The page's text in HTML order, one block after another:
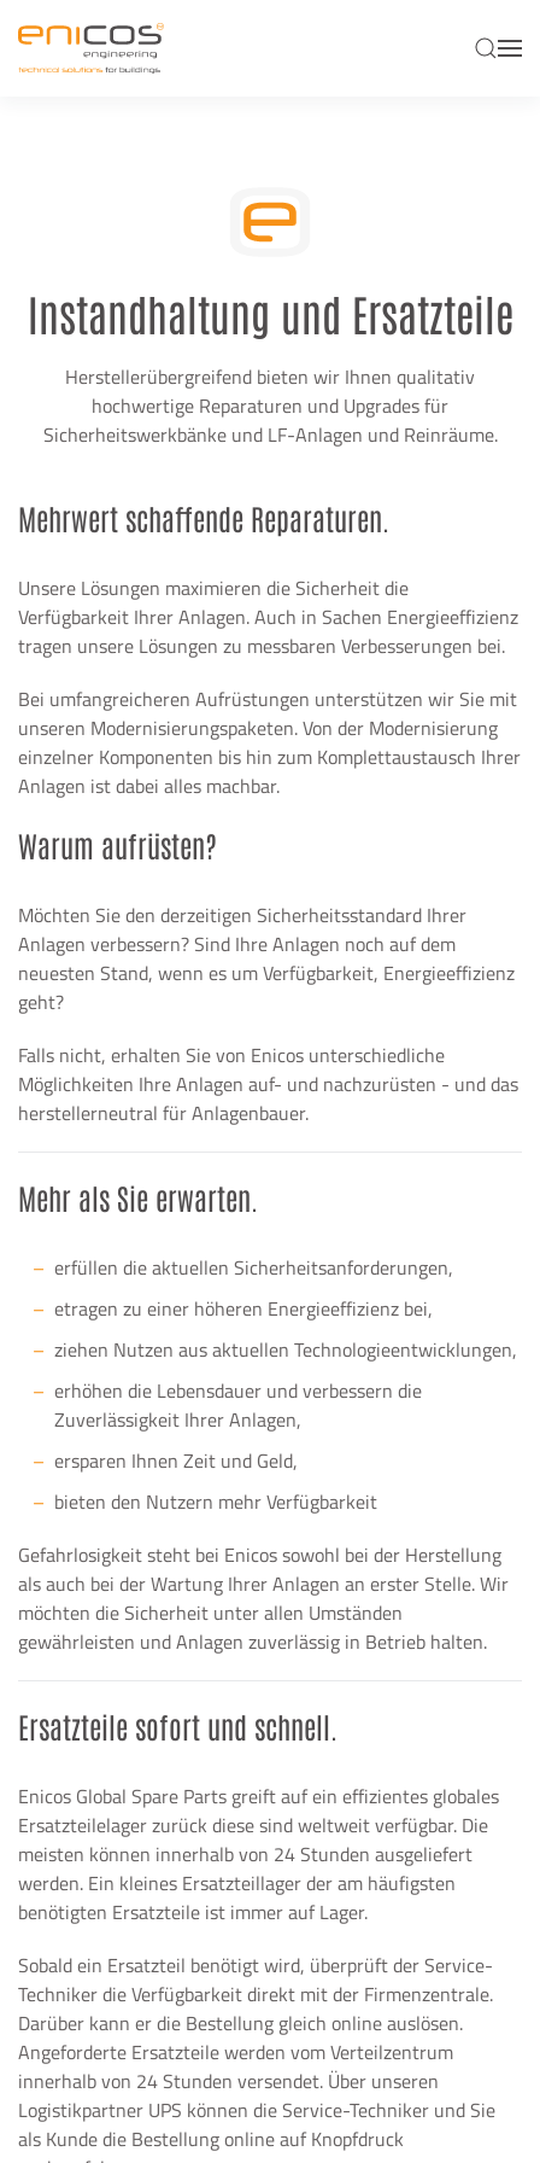
Skip to main content
Instandhaltung und Ersatzteile
Herstellerübergreifend bieten wir Ihnen qualitativ
hochwertige Reparaturen und Upgrades für
Sicherheitswerkbänke und LF-Anlagen und Reinräume.
Mehrwert schaffende Reparaturen.
Unsere Lösungen maximieren die Sicherheit die
Verfügbarkeit Ihrer Anlagen. Auch in Sachen Energieeffizienz
tragen unsere Lösungen zu messbaren Verbesserungen bei.
Bei umfangreicheren Aufrüstungen unterstützen wir Sie mit
unseren Modernisierungspaketen. Von der Modernisierung
einzelner Komponenten bis hin zum Komplettaustausch Ihrer
Anlagen ist dabei alles machbar.
Warum aufrüsten?
Möchten Sie den derzeitigen Sicherheitsstandard Ihrer
Anlagen verbessern? Sind Ihre Anlagen noch auf dem
neuesten Stand, wenn es um Verfügbarkeit, Energieeffizienz
geht?
Falls nicht, erhalten Sie von Enicos unterschiedliche
Möglichkeiten Ihre Anlagen auf- und nachzurüsten - und das
herstellerneutral für Anlagenbauer.
Mehr als Sie erwarten.
erfüllen die aktuellen Sicherheitsanforderungen,
etragen zu einer höheren Energieeffizienz bei,
ziehen Nutzen aus aktuellen Technologieentwicklungen,
erhöhen die Lebensdauer und verbessern die
Zuverlässigkeit Ihrer Anlagen,
ersparen Ihnen Zeit und Geld,
bieten den Nutzern mehr Verfügbarkeit
Gefahrlosigkeit steht bei Enicos sowohl bei der Herstellung
als auch bei der Wartung Ihrer Anlagen an erster Stelle. Wir
möchten die Sicherheit unter allen Umständen
gewährleisten und Anlagen zuverlässig in Betrieb halten.
Ersatzteile sofort und schnell.
Enicos Global Spare Parts greift auf ein effizientes globales
Ersatzteilelager zurück diese sind weltweit verfügbar. Die
meisten können innerhalb von 24 Stunden ausgeliefert
werden. Ein kleines Ersatzteillager der am häufigsten
benötigten Ersatzteile ist immer auf Lager.
Sobald ein Ersatzteil benötigt wird, überprüft der Service-
Techniker die Verfügbarkeit direkt mit der Firmenzentrale.
Darüber kann er die Bestellung gleich online auslösen.
Angeforderte Ersatzteile werden vom Verteilzentrum
innerhalb von 24 Stunden versendet. Über unseren
Logistikpartner UPS können die Service-Techniker und Sie
als Kunde die Bestellung online auf Knopfdruck